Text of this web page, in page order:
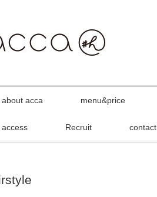
about acca menu&price
access Recruit contact